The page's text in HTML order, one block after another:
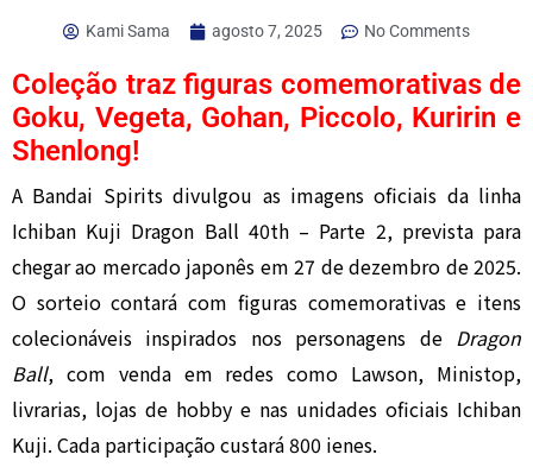
Kami Sama agosto 7, 2025 No Comments
Coleção traz figuras comemorativas de
Goku, Vegeta, Gohan, Piccolo, Kuririn e
Shenlong!
A Bandai Spirits divulgou as imagens oficiais da linha
Ichiban Kuji Dragon Ball 40th – Parte 2, prevista para
chegar ao mercado japonês em 27 de dezembro de 2025.
O sorteio contará com figuras comemorativas e itens
colecionáveis inspirados nos personagens de Dragon
Ball, com venda em redes como Lawson, Ministop,
livrarias, lojas de hobby e nas unidades oficiais Ichiban
Kuji. Cada participação custará 800 ienes.